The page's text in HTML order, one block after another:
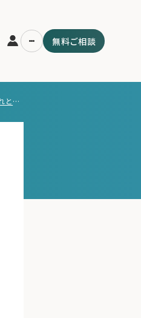
無料ご相談
米半導体株の熱狂はバブルか、それとも持続するブームか